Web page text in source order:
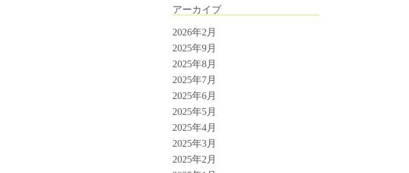
アーカイブ
2026年2月
2025年9月
2025年8月
2025年7月
2025年6月
2025年5月
2025年4月
2025年3月
2025年2月